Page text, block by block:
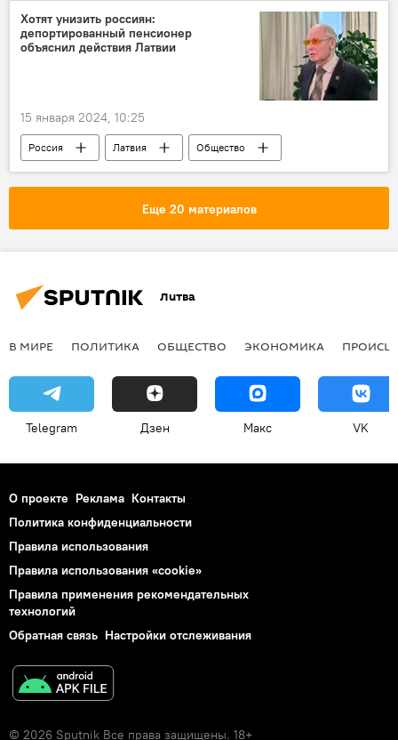
Пандемия коронавируса в Литве и других странах
коронавирус
COVID-19
Хотят унизить россиян:
депортированный пенсионер
объяснил действия Латвии
15 января 2024, 10:25
Россия Латвия
Общество
депортация
высылка
выдворение
дискриминация
граждане России
Еще 20 материалов
Литва
В МИРЕ ПОЛИТИКА ОБЩЕСТВО ЭКОНОМИКА
Telegram Дзен Макс VK
О проекте Реклама Контакты
Политика конфиденциальности
Правила использования
Правила использования «cookie»
Правила применения рекомендательных
технологий
Обратная связь Настройки отслеживания
© 2026 Sputnik Все права защищены. 18+